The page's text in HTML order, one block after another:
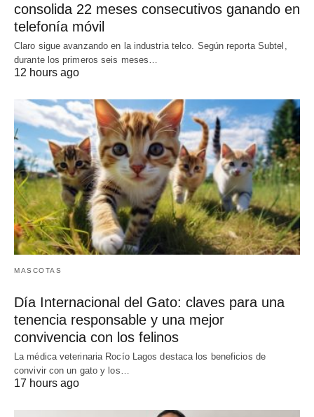
consolida 22 meses consecutivos ganando en
telefonía móvil
Claro sigue avanzando en la industria telco. Según reporta Subtel,
durante los primeros seis meses…
12 hours ago
MASCOTAS
Día Internacional del Gato: claves para una
tenencia responsable y una mejor
convivencia con los felinos
La médica veterinaria Rocío Lagos destaca los beneficios de
convivir con un gato y los…
17 hours ago